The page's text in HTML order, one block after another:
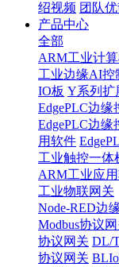
绍视频 团队
产品中心
全部
ARM工业计
工业边缘AI控
IO板 Y系列扩
EdgePLC边缘
EdgePLC边缘
用软件
工业触控一体
ARM工业应
工业物联网关
Node-RED边
Modbus协议
协议网关 DL/
协议网关